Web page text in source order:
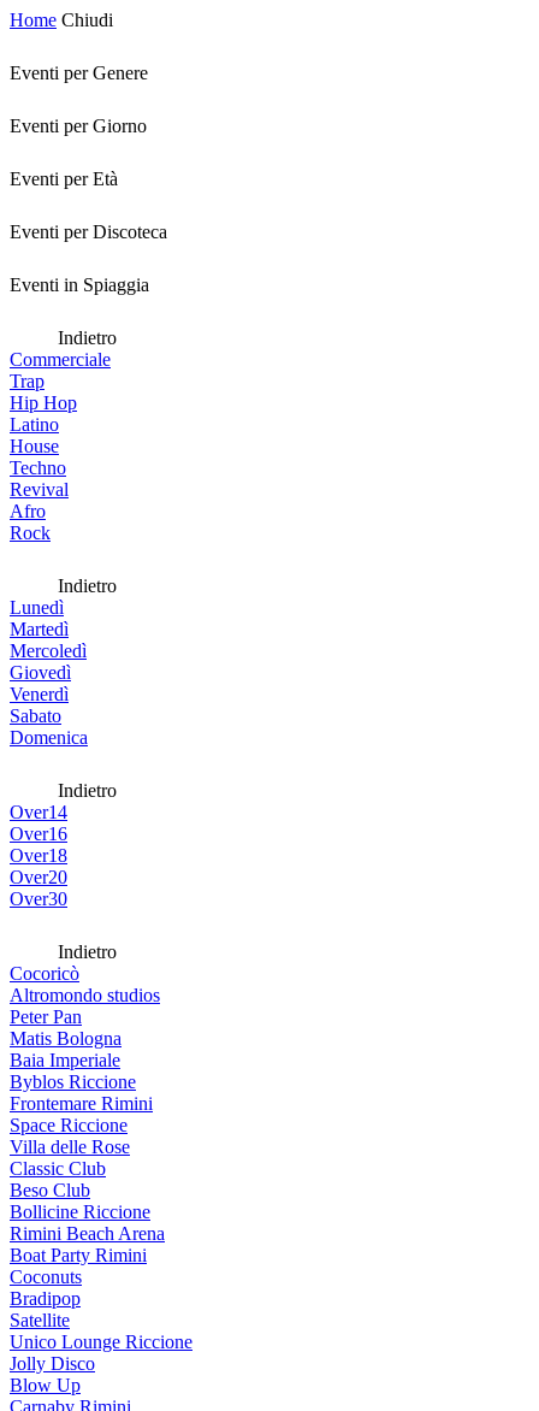
Home Chiudi
Eventi per Genere
Eventi per Giorno
Eventi per Età
Eventi per Discoteca
Eventi in Spiaggia
Indietro
Commerciale
Trap
Hip Hop
Latino
House
Techno
Revival
Afro
Rock
Indietro
Lunedì
Martedì
Mercoledì
Giovedì
Venerdì
Sabato
Domenica
Indietro
Over14
Over16
Over18
Over20
Over30
Indietro
Cocoricò
Altromondo studios
Peter Pan
Matis Bologna
Baia Imperiale
Byblos Riccione
Frontemare Rimini
Space Riccione
Villa delle Rose
Classic Club
Beso Club
Bollicine Riccione
Rimini Beach Arena
Boat Party Rimini
Coconuts
Bradipop
Satellite
Unico Lounge Riccione
Jolly Disco
Blow Up
Carnaby Rimini